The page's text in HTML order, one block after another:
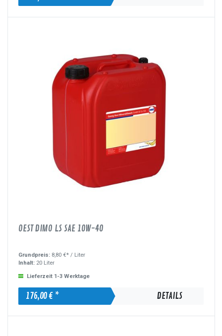
OEST DIMO LS SAE 10W-40
Grundpreis: 8,80 €* / Liter
Inhalt: 20 Liter
Lieferzeit 1-3 Werktage
176,00 € * DETAILS